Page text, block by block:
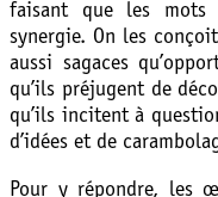
faisant que les mots
synergie. On les
aussi sagaces
qu’ils préjugent de
qu’ils incitent à
d’idées et de
Pour y répondre, les